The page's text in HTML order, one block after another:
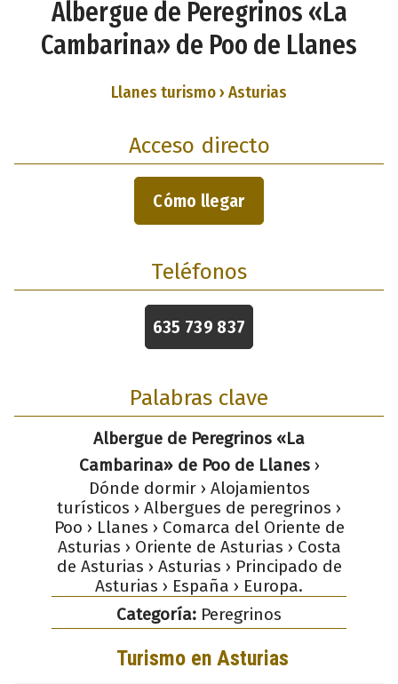
Albergue de Peregrinos «La
Cambarina» de Poo de Llanes
Llanes turismo › Asturias
Acceso directo
Cómo llegar
Teléfonos
635 739 837
Palabras clave
Albergue de Peregrinos «La
Cambarina» de Poo de Llanes›
Dónde dormir › Alojamientos
turísticos › Albergues de peregrinos ›
Poo › Llanes › Comarca del Oriente de
Asturias › Oriente de Asturias › Costa
de Asturias › Asturias › Principado de
Asturias › España › Europa.
Categoría: Peregrinos